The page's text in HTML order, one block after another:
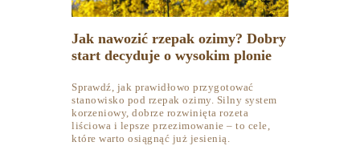
PORADNIKI
KONTAKT
Jak nawozić rzepak ozimy? Dobry
start decyduje o wysokim plonie
Sprawdź, jak prawidłowo przygotować
stanowisko pod rzepak ozimy. Silny system
korzeniowy, dobrze rozwinięta rozeta
liściowa i lepsze przezimowanie – to cele,
które warto osiągnąć już jesienią.